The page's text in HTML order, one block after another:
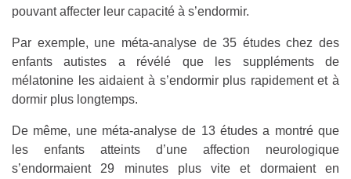
pouvant affecter leur capacité à s’endormir.
Par exemple, une méta-analyse de 35 études chez des
enfants autistes a révélé que les suppléments de
mélatonine les aidaient à s’endormir plus rapidement et à
dormir plus longtemps.
De même, une méta-analyse de 13 études a montré que
les enfants atteints d’une affection neurologique
s’endormaient 29 minutes plus vite et dormaient en